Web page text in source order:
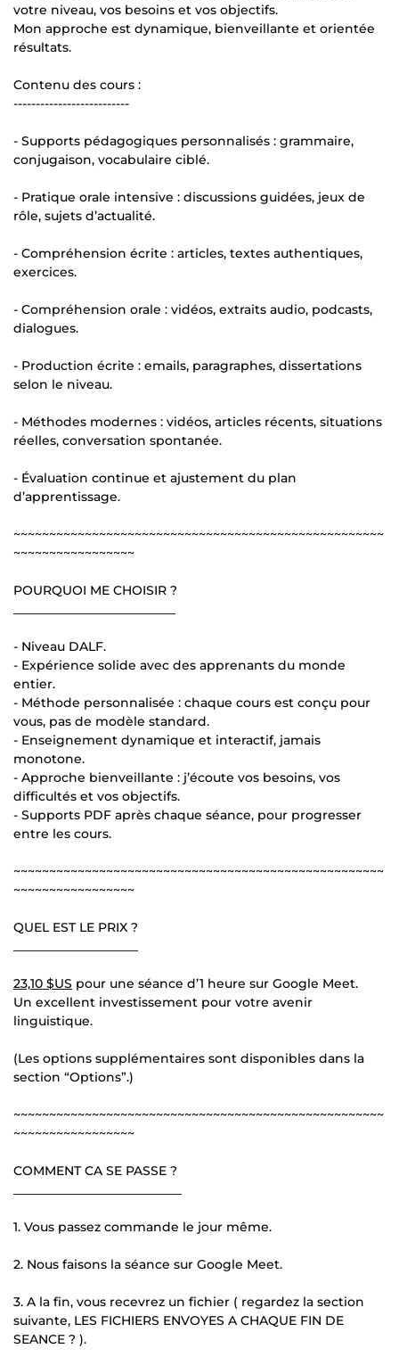
votre niveau, vos besoins et vos objectifs.
Mon approche est dynamique, bienveillante et orientée
résultats.
Contenu des cours :
--------------------------
- Supports pédagogiques personnalisés : grammaire,
conjugaison, vocabulaire ciblé.
- Pratique orale intensive : discussions guidées, jeux de
rôle, sujets d’actualité.
- Compréhension écrite : articles, textes authentiques,
exercices.
- Compréhension orale : vidéos, extraits audio, podcasts,
dialogues.
- Production écrite : emails, paragraphes, dissertations
selon le niveau.
- Méthodes modernes : vidéos, articles récents, situations
réelles, conversation spontanée.
- Évaluation continue et ajustement du plan
d’apprentissage.
~~~~~~~~~~~~~~~~~~~~~~~~~~~~~~~~~~~~~~~~~~~~~~~~~~~~
~~~~~~~~~~~~~~~~~
POURQUOI ME CHOISIR ?
- Niveau DALF.
- Expérience solide avec des apprenants du monde
entier.
- Méthode personnalisée : chaque cours est conçu pour
vous, pas de modèle standard.
- Enseignement dynamique et interactif, jamais
monotone.
- Approche bienveillante : j’écoute vos besoins, vos
difficultés et vos objectifs.
- Supports PDF après chaque séance, pour progresser
entre les cours.
~~~~~~~~~~~~~~~~~~~~~~~~~~~~~~~~~~~~~~~~~~~~~~~~~~~~
~~~~~~~~~~~~~~~~~
QUEL EST LE PRIX ?
23,10 $US pour une séance d’1 heure sur Google Meet.
Un excellent investissement pour votre avenir
linguistique.
(Les options supplémentaires sont disponibles dans la
section “Options”.)
~~~~~~~~~~~~~~~~~~~~~~~~~~~~~~~~~~~~~~~~~~~~~~~~~~~~
~~~~~~~~~~~~~~~~~
COMMENT CA SE PASSE ?
1. Vous passez commande le jour même.
2. Nous faisons la séance sur Google Meet.
3. A la fin, vous recevrez un fichier ( regardez la section
suivante, LES FICHIERS ENVOYES A CHAQUE FIN DE
SEANCE ? ).